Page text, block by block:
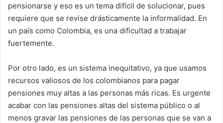
pensionarse y eso es un tema difícil de solucionar, pues
requiere que se revise drásticamente la informalidad. En
un país como Colombia, es una dificultad a trabajar
fuertemente.
Por otro lado, es un sistema inequitativo, ya que usamos
recursos valiosos de los colombianos para pagar
pensiones muy altas a las personas más ricas. Es urgente
acabar con las pensiones altas del sistema público o al
menos gravar las pensiones de las personas que se van a